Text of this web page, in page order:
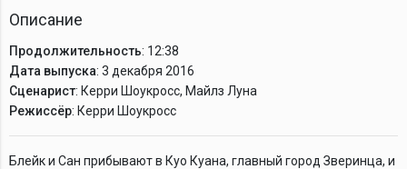
Описание
Продолжительность: 12:38
Дата выпуска: 3 декабря 2016
Сценарист: Керри Шоукросс, Майлз Луна
Режиссёр: Керри Шоукросс
Блейк и Сан прибывают в Куо Куана, главный город Зверинца, и